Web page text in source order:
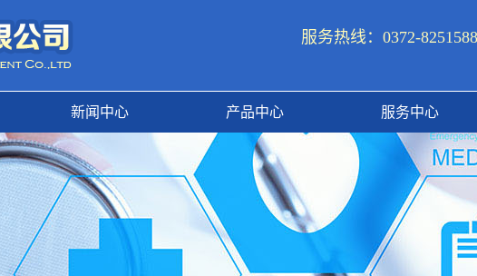
服务热线：0372-
新闻中心 产品中心 服务中心